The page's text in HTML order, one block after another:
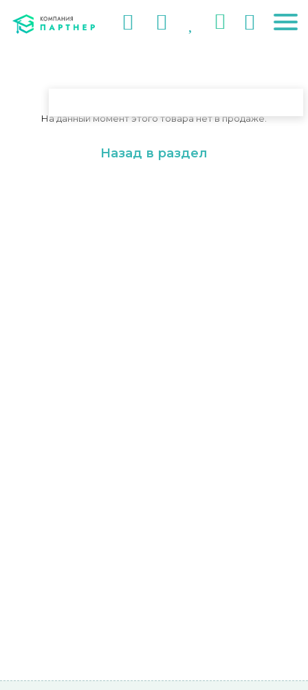
На данный момент этого товара нет в продаже.
Назад в раздел